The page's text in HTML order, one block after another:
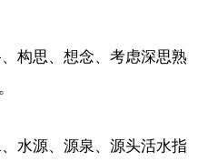
构思、想念、考虑深思熟
水源、源泉、源头活水指